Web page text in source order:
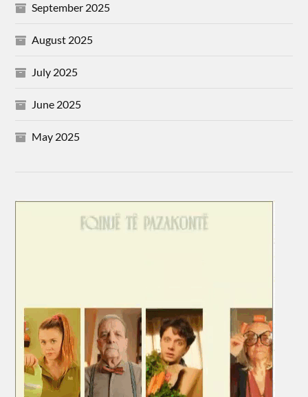
September 2025
August 2025
July 2025
June 2025
May 2025